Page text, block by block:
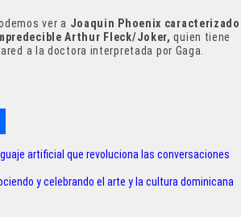
ver a Joaquin Phoenix caracterizado
Arthur Fleck/Joker, quien tiene
a la doctora interpretada por Gaga.
artificial que revoluciona las conversaciones
y celebrando el arte y la cultura dominicana